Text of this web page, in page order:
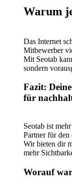
Warum
Das Internet
Mitbewerber
Mit Seotab
sondern
Fazit:
für
Seotab ist
Partner für
Wir bieten dir
mehr
Worauf